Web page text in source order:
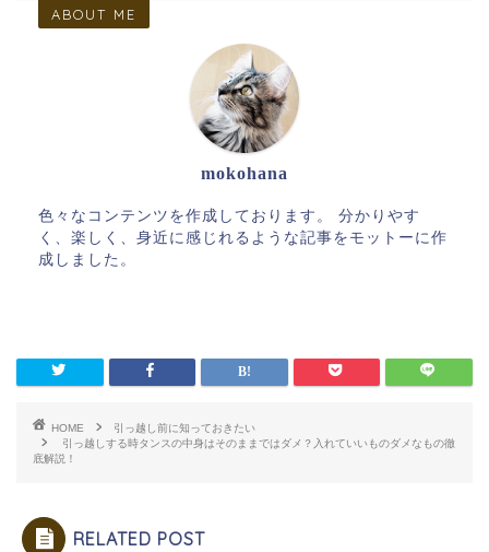
ABOUT ME
mokohana
色々なコンテンツを作成しております。 分かりやす
く、楽しく、身近に感じれるような記事をモットーに作
成しました。
HOME
引っ越し前に知っておきたい
引っ越しする時タンスの中身はそのままではダメ？入れていいものダメなもの徹
底解説！
RELATED POST